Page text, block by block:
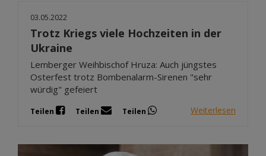
03.05.2022
Trotz Kriegs viele Hochzeiten in der
Ukraine
Lemberger Weihbischof Hruza: Auch jüngstes
Osterfest trotz Bombenalarm-Sirenen "sehr
würdig" gefeiert
Teilen Teilen Teilen Weiterlesen